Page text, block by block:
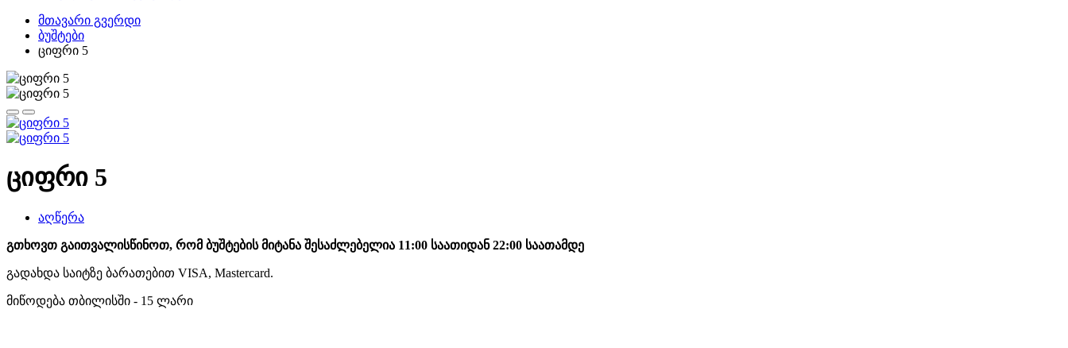
მთავარი გვერდი
ბუშტები
ციფრი 5
ციფრი 5
აღწერა
გთხოვთ გაითვალისწინოთ, რომ ბუშტების მიტანა შესაძლებელია 11:00 საათიდან 22:00 საათამდე
გადახდა საიტზე ბარათებით VISA, Mastercard.
მიწოდება თბილისში - 15 ლარი